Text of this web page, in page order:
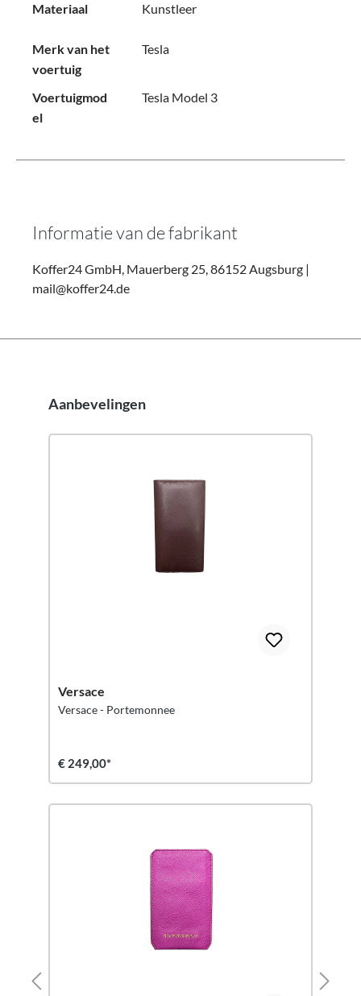
Materiaal Kunstleer
Merk van het
voertuig
Tesla
Voertuigmod
el
Tesla Model 3
Informatie van de fabrikant
Koffer24 GmbH, Mauerberg 25, 86152 Augsburg |
mail@koffer24.de
Productgalerij overslaan
Aanbevelingen
Versace
Versace - Portemonnee
€ 249,00*